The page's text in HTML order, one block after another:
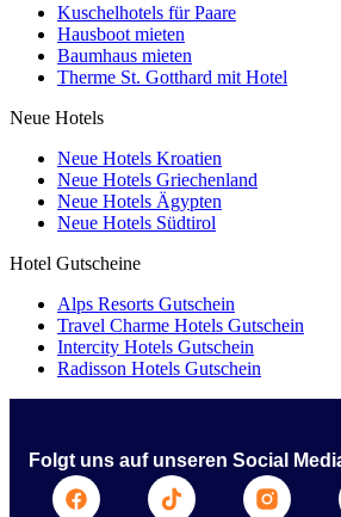
Kuschelhotels für Paare
Hausboot mieten
Baumhaus mieten
Therme St. Gotthard mit Hotel
Neue Hotels
Neue Hotels Kroatien
Neue Hotels Griechenland
Neue Hotels Ägypten
Neue Hotels Südtirol
Hotel Gutscheine
Alps Resorts Gutschein
Travel Charme Hotels Gutschein
Intercity Hotels Gutschein
Radisson Hotels Gutschein